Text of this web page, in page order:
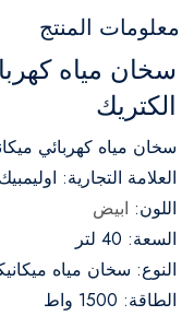
معلومات المنتج
سخان مياه
الكتريك
سخان مياه كهربائي
العلامة التجارية:
اللون: ابيض
السعة: 40 لتر
النوع: سخان مياه
الطاقة: 1500 واط